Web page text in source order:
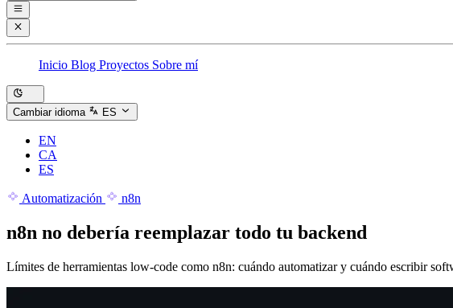
Inicio Blog Proyectos Sobre mí
Cambiar idioma ES
EN
CA
ES
Automatización n8n
n8n no debería reemplazar todo tu backend
Límites de herramientas low-code como n8n: cuándo automatizar y cuándo escribir